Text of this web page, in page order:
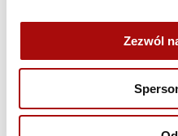
Zezwól
dokonującą z
niezwiązanej